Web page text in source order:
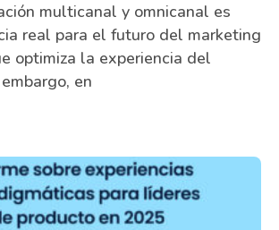
multicanal y omnicanal es
real para el futuro del marketing
optimiza la experiencia del
en